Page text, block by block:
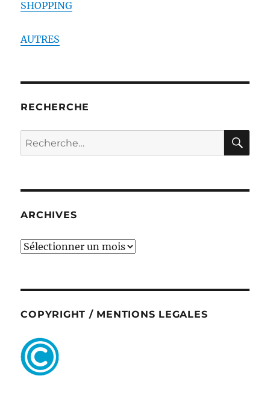
SHOPPING
AUTRES
RECHERCHE
Recherche
pour :
ARCHIVES
ARCHIVES
COPYRIGHT / MENTIONS LEGALES